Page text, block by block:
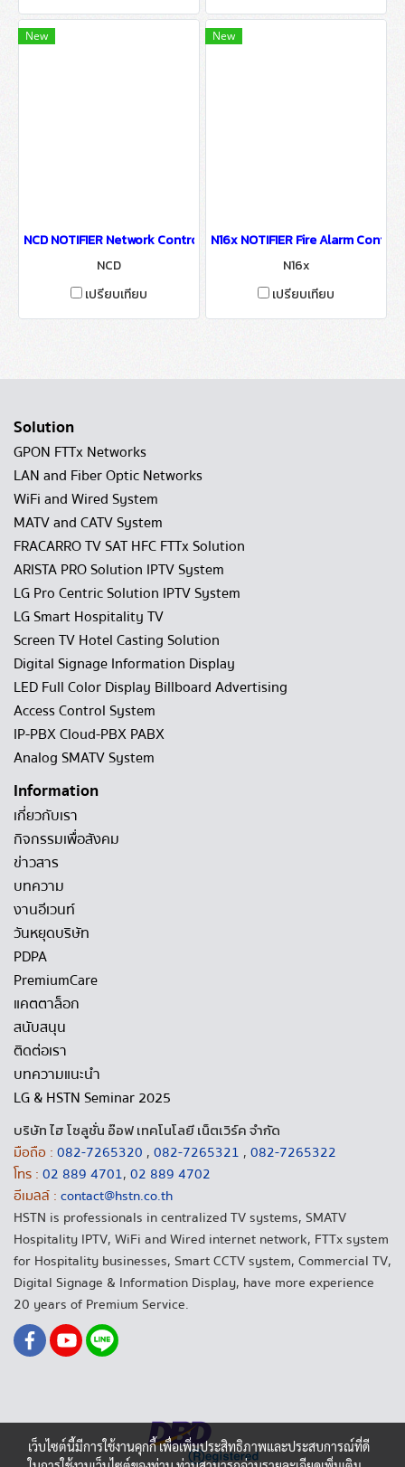
New
NCD NOTIFIER Network Control Display
NCD
เปรียบเทียบ
New
N16x NOTIFIER Fire Alarm
N16x
เปรียบเทียบ
Solution
GPON FTTx Networks
LAN and Fiber Optic Networks
WiFi and Wired System
MATV and CATV System
FRACARRO TV SAT HFC FTTx Solution
ARISTA PRO Solution IPTV System
LG Pro Centric Solution IPTV System
LG Smart Hospitality TV
Screen TV Hotel Casting Solution
Digital Signage Information Display
LED Full Color Display Billboard Advertising
Access Control System
IP-PBX Cloud-PBX PABX
Analog SMATV System
Information
เกี่ยวกับเรา
กิจกรรมเพื่อสังคม
ข่าวสาร
บทความ
งานอีเวนท์
วันหยุดบริษัท
PDPA
PremiumCare
แคตตาล็อก
สนับสนุน
ติดต่อเรา
บทความแนะนำ
LG & HSTN Seminar 2025
บริษัท ไฮ โซลูชั่น อ๊อฟ เทคโนโลยี เน็ตเวิร์ค จำกัด
มือถือ : 082-7265320 , 082-7265321 , 082-7265322
โทร : 02 889 4701, 02 889 4702
อีเมลล์ : contact@hstn.co.th
HSTN is professionals in centralized TV systems, SMATV
Hospitality IPTV, WiFi and Wired internet network, FTTx system
for Hospitality businesses, Smart CCTV system, Commercial TV,
Digital Signage & Information Display, have more experience
20 years of Premium Service.
เว็บไซต์นี้มีการใช้งานคุกกี้ เพื่อเพิ่มประสิทธิภาพและประสบการณ์ที่ดี